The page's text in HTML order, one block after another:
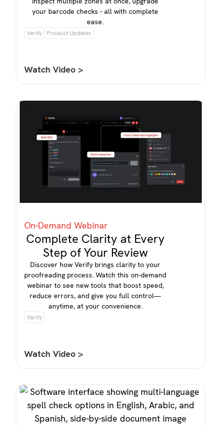
your barcode checks - all with complete
ease.
Verify Product Updates
Watch Video >
On-Demand Webinar
Complete Clarity at Every
Step of Your Review
Discover how Verify brings clarity to your
proofreading process. Watch this on-demand
webinar to see new tools that boost speed,
reduce errors, and give you full control—
anytime, at your convenience.
Verify
Watch Video >